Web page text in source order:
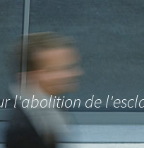
l'abolition de